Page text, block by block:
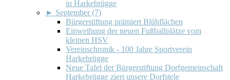
in Harkebrügge
► September (7)
Bürgerstiftung prämiert Blühflächen
Einweihung der neuen Fußballplätze vom
kleinen HSV
Vereinschronik - 100 Jahre Sportverein
Harkebrügge
Neue Tafel der Bürgerstiftung Dorfgemeinschaft
Harkebrügge ziert unsere Dorfstele